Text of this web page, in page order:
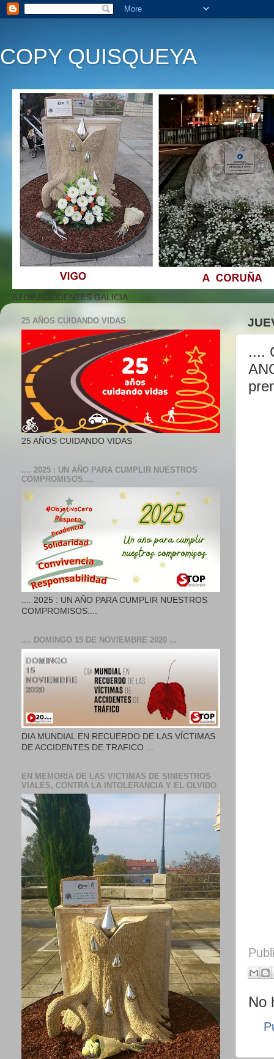
COPY QUISQUEYA
STOP ACCIDENTES GALICIA
....
No
25 AÑOS CUIDANDO VIDAS
25 AÑOS CUIDANDO VIDAS
.... 2025 : UN AÑO PARA CUMPLIR NUESTROS
COMPROMISOS....
.... 2025 : UN AÑO PARA CUMPLIR NUESTROS
COMPROMISOS....
.... DOMINGO 15 DE NOVIEMBRE 2020 ...
DIA MUNDIAL EN RECUERDO DE LAS VÍCTIMAS
DE ACCIDENTES DE TRAFICO ...
EN MEMORIA DE LAS VICTIMAS DE SINIESTROS
VIALES, CONTRA LA INTOLERANCIA Y EL OLVIDO